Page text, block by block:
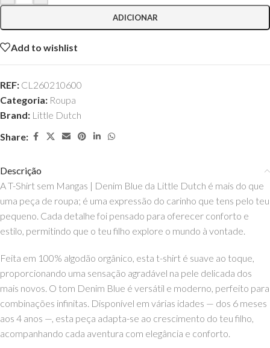
ADICIONAR
Add to wishlist
REF: CL260210600
Categoria: Roupa
Brand: Little Dutch
Share:
Descrição
A T-Shirt sem Mangas | Denim Blue da Little Dutch é mais do que
uma peça de roupa; é uma expressão do carinho que tens pelo teu
pequeno. Cada detalhe foi pensado para oferecer conforto e
estilo, permitindo que o teu filho explore o mundo à vontade.
Feita em 100% algodão orgânico, esta t-shirt é suave ao toque,
proporcionando uma sensação agradável na pele delicada dos
mais novos. O tom Denim Blue é versátil e moderno, perfeito para
combinações infinitas. Disponível em várias idades — dos 6 meses
aos 4 anos —, esta peça adapta-se ao crescimento do teu filho,
acompanhando cada aventura com elegância e conforto.